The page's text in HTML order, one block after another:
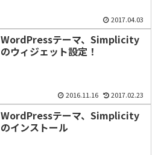
2017.04.03
WordPressテーマ、Simplicity
のウィジェット設定！
2016.11.16 2017.02.23
WordPressテーマ、Simplicity
のインストール